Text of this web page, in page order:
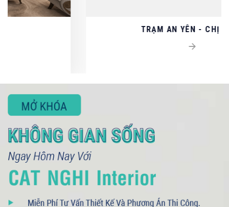
TRẠM AN YÊN - CHỊ DUNG
093 71379 13 - 090 3075 005